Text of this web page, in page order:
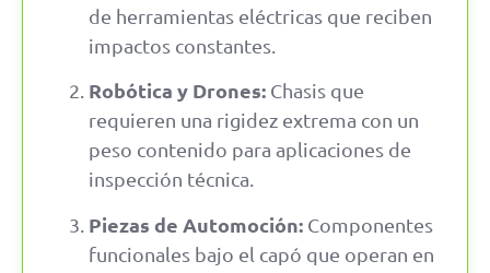
de herramientas eléctricas que reciben
impactos constantes.
Robótica y Drones: Chasis que
requieren una rigidez extrema con un
peso contenido para aplicaciones de
inspección técnica.
Piezas de Automoción: Componentes
funcionales bajo el capó que operan en